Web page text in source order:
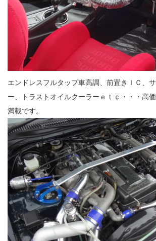
エンドレスフルタップ車高調、前置きＩＣ、
ー、トラストオイルクーラーｅｔｃ・・・高
満載です。